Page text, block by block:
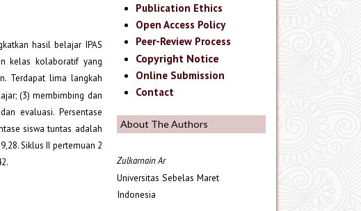
Publication Ethics
Open Access Policy
Peer-Review Process
Copyright Notice
Online Submission
Contact
About The Authors
Zulkarnain Ar
Universitas Sebelas Maret
Indonesia
hasil belajar IPAS
kelas kolaboratif yang
Terdapat lima langkah
(3) membimbing dan
evaluasi. Persentase
siswa tuntas adalah
Siklus II pertemuan 2